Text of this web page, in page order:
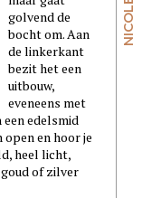
golvend de
bocht om. Aan
de linkerkant
bezit het een
uitbouw,
eveneens met
edelsmid
open en hoor je
heel licht,
of zilver